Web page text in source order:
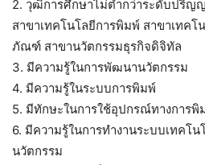
2. วุฒิการศึกษาไม่ต่ำกว่าระดับปริญ
สาขาเทคโนโลยีการพิมพ์ สาขาเทค
ภัณฑ์ สาขานวัตกรรมธุรกิจดิจิทัล
3. มีความรู้ในการพัฒนานวัตกรรม
4. มีความรู้ในระบบการพิมพ์
5. มีทักษะในการใช้อุปกรณ์ทางการพิ
6. มีความรู้ในการทำงานระบบเทคโ
นวัตกรรม